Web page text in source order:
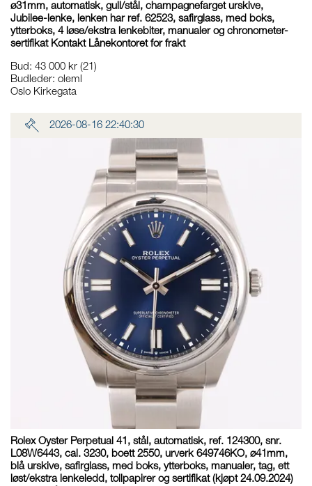
ø31mm, automatisk, gull/stål, champagnefarget urskive,
Jubilee-lenke, lenken har ref. 62523, safirglass, med boks,
ytterboks, 4 løse/ekstra lenkebiter, manualer og chronometer-
sertifikat Kontakt Lånekontoret for frakt
Bud: 43 000 kr (21)
Budleder: oleml
Oslo Kirkegata
2026-08-16 22:40:30
Rolex Oyster Perpetual 41, stål, automatisk, ref. 124300, snr.
L08W6443, cal. 3230, boett 2550, urverk 649746KO, ø41mm,
blå urskive, safirglass, med boks, ytterboks, manualer, tag, ett
løst/ekstra lenkeledd, tollpapirer og sertifikat (kjøpt 24.09.2024)